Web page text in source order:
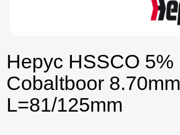
Hepyc HSSCO 5%
Cobaltboor 8.70mm
L=81/125mm